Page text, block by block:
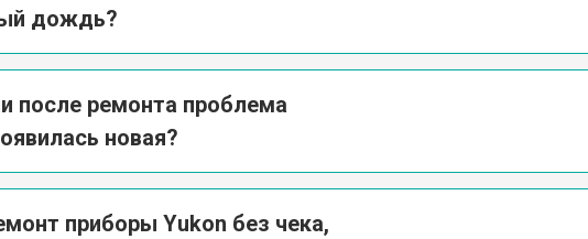
дождь?
после ремонта проблема
новая?
приборы Yukon без чека,